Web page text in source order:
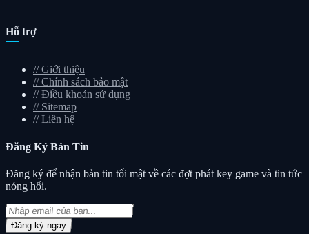
Hỗ trợ
// Giới thiệu
// Chính sách bảo mật
// Điều khoản sử dụng
// Sitemap
// Liên hệ
Đăng Ký Bản Tin
Đăng ký để nhận bản tin tối mật về các đợt phát key game và tin tức
nóng hổi.
Đăng ký ngay